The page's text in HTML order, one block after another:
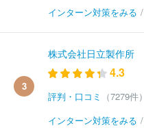
インターン対策をみる /
3
株式会社日立製作所
4.3
評判・口コミ
（7279件）
インターン対策をみる /